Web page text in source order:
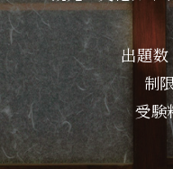
出題
制
受験